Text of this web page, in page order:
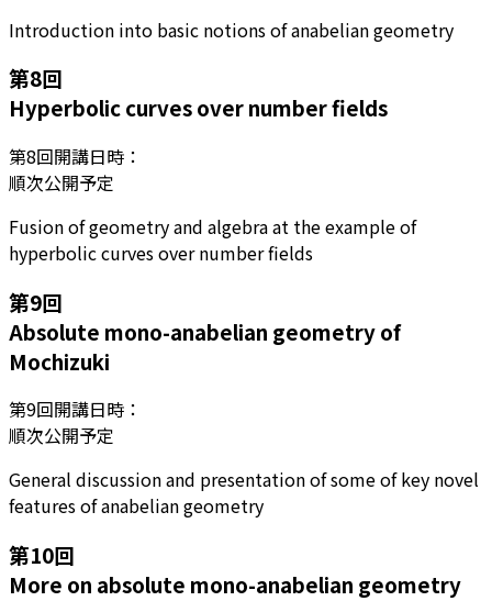
Introduction into basic notions of anabelian geometry
第8回
Hyperbolic curves over number fields
第8回開講日時：
順次公開予定
Fusion of geometry and algebra at the example of
hyperbolic curves over number fields
第9回
Absolute mono-anabelian geometry of
Mochizuki
第9回開講日時：
順次公開予定
General discussion and presentation of some of key novel
features of anabelian geometry
第10回
More on absolute mono-anabelian geometry